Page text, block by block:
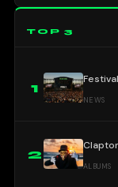
TOP 3
1
NEWS
2
ALBUMS